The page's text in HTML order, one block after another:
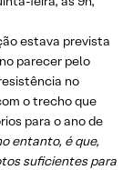
estava prevista
parecer pelo
no
o trecho que
para o ano de
entanto, é que,
suficientes para